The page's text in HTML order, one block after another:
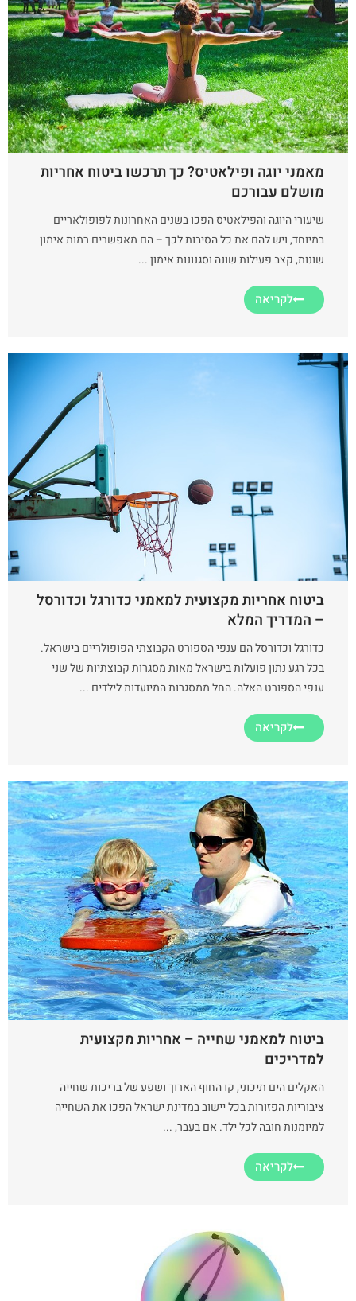
מאמני יוגה ופילאטיס? כך תרכשו ביטוח אחריות
מושלם עבורכם
שיעורי היוגה והפילאטיס הפכו בשנים האחרונות לפופולאריים
במיוחד, ויש להם את כל הסיבות לכך – הם מאפשרים רמות אימון
שונות, קצב פעילות שונה וסגנונות אימון ...
לקריאה
ביטוח אחריות מקצועית למאמני כדורגל וכדורסל
– המדריך המלא
כדורגל וכדורסל הם ענפי הספורט הקבוצתי הפופולריים בישראל.
בכל רגע נתון פועלות בישראל מאות מסגרות קבוצתיות של שני
ענפי הספורט האלה. החל ממסגרות המיועדות לילדים ...
לקריאה
ביטוח למאמני שחייה – אחריות מקצועית
למדריכים
האקלים הים תיכוני, קו החוף הארוך ושפע של בריכות שחייה
ציבוריות הפזורות בכל יישוב במדינת ישראל הפכו את השחייה
למיומנות חובה לכל ילד. אם בעבר, ...
לקריאה